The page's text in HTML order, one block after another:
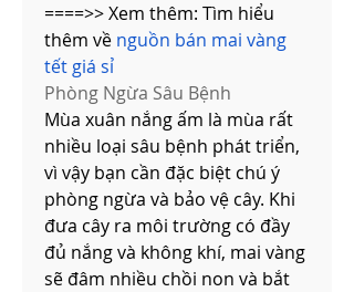
====>> Xem thêm: Tìm hiểu
thêm về nguồn bán mai vàng
tết giá sỉ
Phòng Ngừa Sâu Bệnh
Mùa xuân nắng ấm là mùa rất
nhiều loại sâu bệnh phát triển,
vì vậy bạn cần đặc biệt chú ý
phòng ngừa và bảo vệ cây. Khi
đưa cây ra môi trường có đầy
đủ nắng và không khí, mai vàng
sẽ đâm nhiều chồi non và bắt